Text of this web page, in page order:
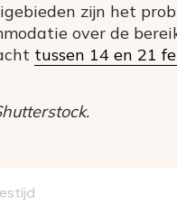
zijn het
over de
tussen 14 en 21